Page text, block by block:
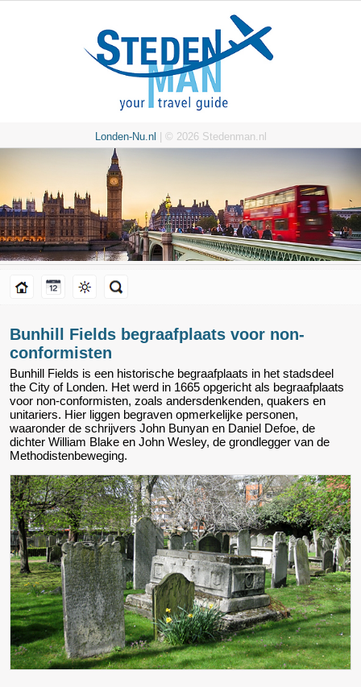
Londen-Nu.nl | © 2026 Stedenman.nl
Bunhill Fields begraafplaats voor non-
conformisten
Bunhill Fields is een historische begraafplaats in het stadsdeel
the City of Londen. Het werd in 1665 opgericht als begraafplaats
voor non-conformisten, zoals andersdenkenden, quakers en
unitariers. Hier liggen begraven opmerkelijke personen,
waaronder de schrijvers John Bunyan en Daniel Defoe, de
dichter William Blake en John Wesley, de grondlegger van de
Methodistenbeweging.